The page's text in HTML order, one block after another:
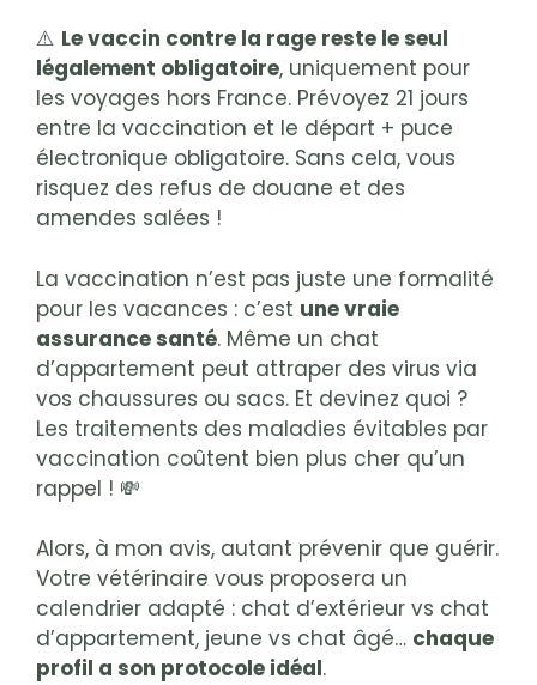
⚠️ Le vaccin contre la rage reste le seul
légalement obligatoire, uniquement pour
les voyages hors France. Prévoyez 21 jours
entre la vaccination et le départ + puce
électronique obligatoire. Sans cela, vous
risquez des refus de douane et des
amendes salées !
La vaccination n’est pas juste une formalité
pour les vacances : c’est une vraie
assurance santé. Même un chat
d’appartement peut attraper des virus via
vos chaussures ou sacs. Et devinez quoi ?
Les traitements des maladies évitables par
vaccination coûtent bien plus cher qu’un
rappel ! 💸
Alors, à mon avis, autant prévenir que guérir.
Votre vétérinaire vous proposera un
calendrier adapté : chat d’extérieur vs chat
d’appartement, jeune vs chat âgé… chaque
profil a son protocole idéal.